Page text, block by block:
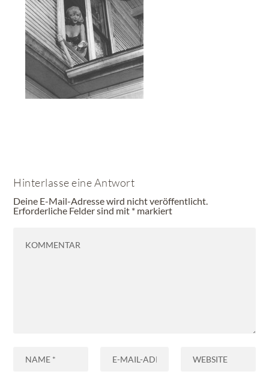
Hinterlasse eine Antwort
Deine E-Mail-Adresse wird nicht veröffentlicht.
Erforderliche Felder sind mit * markiert